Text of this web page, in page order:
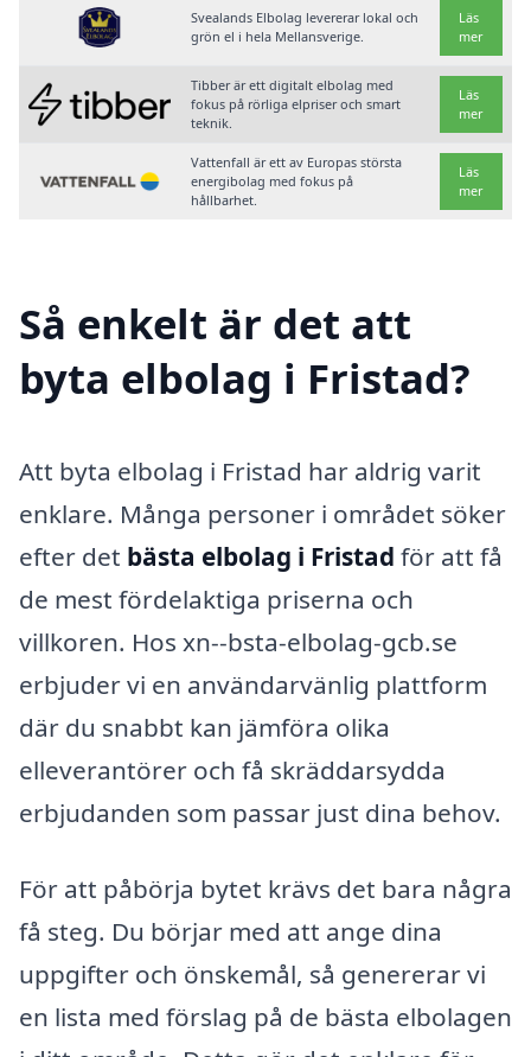
Svealands Elbolag levererar lokal och
grön el i hela Mellansverige.
Läs
mer
Tibber är ett digitalt elbolag med
fokus på rörliga elpriser och smart
teknik.
Läs
mer
Vattenfall är ett av Europas största
energibolag med fokus på
hållbarhet.
Läs
mer
Så enkelt är det att
byta elbolag i Fristad?
Att byta elbolag i Fristad har aldrig varit
enklare. Många personer i området söker
efter det bästa elbolag i Fristad för att få
de mest fördelaktiga priserna och
villkoren. Hos xn--bsta-elbolag-gcb.se
erbjuder vi en användarvänlig plattform
där du snabbt kan jämföra olika
elleverantörer och få skräddarsydda
erbjudanden som passar just dina behov.
För att påbörja bytet krävs det bara några
få steg. Du börjar med att ange dina
uppgifter och önskemål, så genererar vi
en lista med förslag på de bästa elbolagen